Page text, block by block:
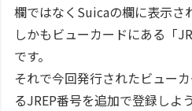
欄ではなくSuicaの欄に表示さ
しかもビューカードにある「
です。
それで今回発行されたビュー
るJREP番号を追加で登録しよ